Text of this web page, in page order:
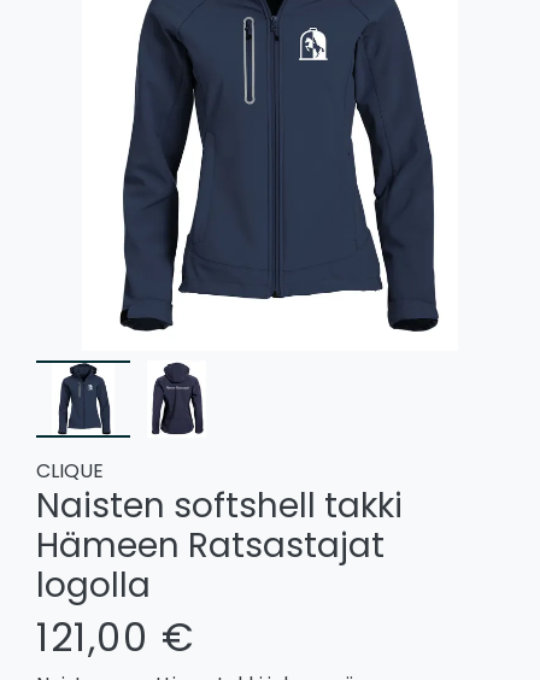
CLIQUE
Naisten softshell takki
Hämeen Ratsastajat
logolla
121,00 €